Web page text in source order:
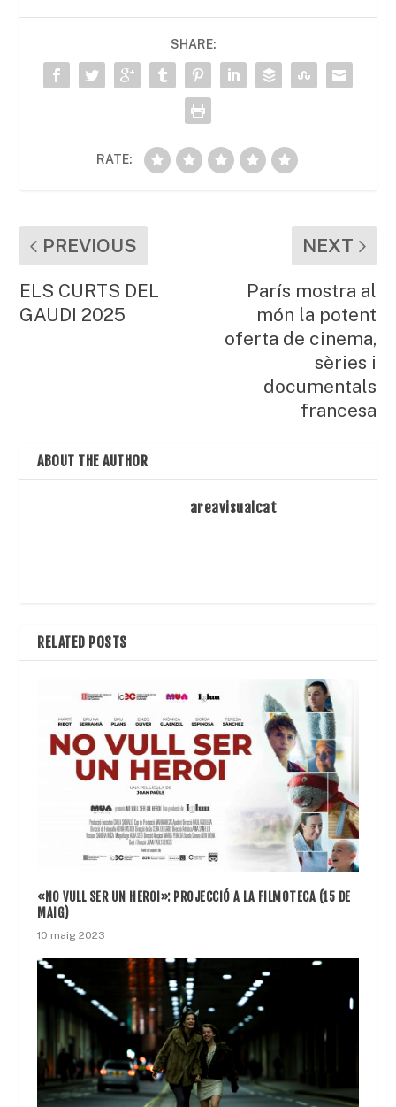
b
o
o
A
p
p
ar
te
ix
SHARE:
RATE:
PREVIOUS
ELS CURTS DEL
GAUDI 2025
NEXT
París mostra al
món la potent
oferta de cinema,
sèries i
documentals
francesa
ABOUT THE AUTHOR
areavisualcat
RELATED POSTS
«NO VULL SER UN HEROI»: PROJECCIÓ A LA FILMOTECA (15 DE
MAIG)
10 maig 2023